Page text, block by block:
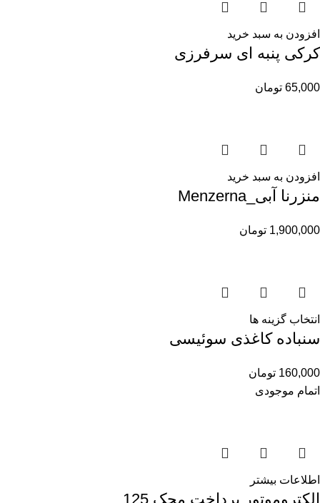
افزودن به سبد خرید
کرکی پنبه ای سرفرزی
65,000 تومان
افزودن به سبد خرید
منزرنا آبی_Menzerna
1,900,000 تومان
انتخاب گزینه ها
سنباده کاغذی سوئیسی
160,000 تومان
اتمام موجودی
اطلاعات بیشتر
الکتروموتور پرداخت محک 125